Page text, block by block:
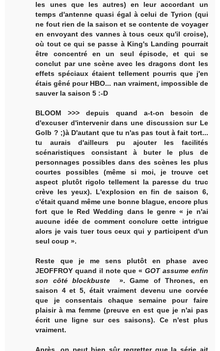
les unes que les autres) en leur accordant un
temps d'antenne quasi égal à celui de Tyrion (qui
ne fout rien de la saison et se contente de voyager
en envoyant des vannes à tous ceux qu'il croise),
où tout ce qui se passe à King's Landing pourrait
être concentré en un seul épisode, et qui se
conclut par une scène avec les dragons dont les
effets spéciaux étaient tellement pourris que j'en
étais gêné pour HBO... nan vraiment, impossible de
sauver la saison 5 :-D
BLOOM >>> depuis quand a-t-on besoin de
d'excuser d'intervenir dans une discussion sur Le
Golb ? ;)à D'autant que tu n'as pas tout à fait tort...
tu aurais d'ailleurs pu ajouter les facilités
scénaristiques consistant à buter le plus de
personnages possibles dans des scènes les plus
courtes possibles (même si moi, je trouve cet
aspect plutôt rigolo tellement la paresse du truc
crève les yeux). L'explosion en fin de saison 6,
c'était quand même une bonne blague, encore plus
fort que le Red Wedding dans le genre « je n'ai
aucune idée de comment conclure cette intrigue
alors je vais tuer tous ceux qui y participent d'un
seul coup ».
Reste que je me sens plutôt en phase avec
JEOFFROY quand il note que « GOT assume enfin
son côté blockbuste ». Game of Thrones, en
saison 4 et 5, était vraiment devenu une corvée
que je consentais chaque semaine pour faire
plaisir à ma femme (preuve en est que je n'ai pas
écrit une ligne sur ces saisons). Ce n'est plus
vraiment.